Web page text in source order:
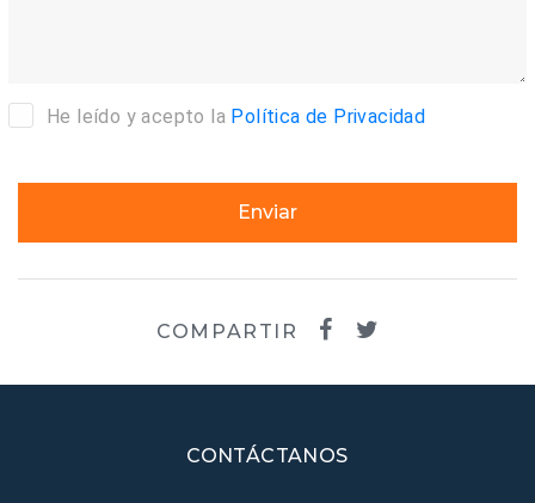
He leído y acepto la Política de Privacidad
Enviar
COMPARTIR
CONTÁCTANOS